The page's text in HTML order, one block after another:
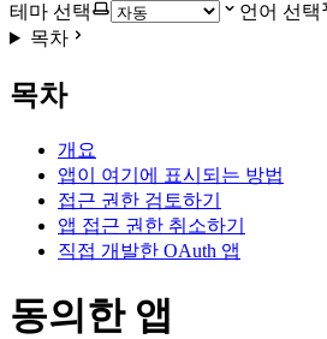
테마 선택
언어 선택
목차
목차
개요
앱이 여기에 표시되는 방법
접근 권한 검토하기
앱 접근 권한 취소하기
직접 개발한 OAuth 앱
동의한 앱